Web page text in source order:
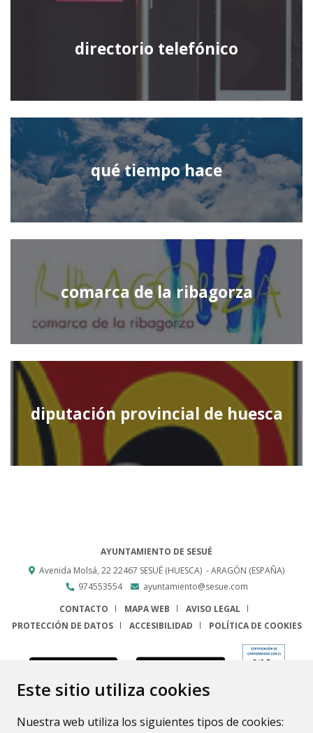
Este sitio utiliza cookies
Nuestra web utiliza los siguientes tipos de cookies:
directorio telefónico
qué tiempo hace
comarca de la ribagorza
diputación provincial de huesca
AYUNTAMIENTO DE SESUÉ
Avenida Molsá, 2222467 SESUÉ (HUESCA) - ARAGÓN (ESPAÑA)
974553554
ayuntamiento@sesue.com
CONTACTO
MAPA WEB
AVISO LEGAL
PROTECCIÓN DE DATOS
ACCESIBILIDAD POLÍTICA DE COOKIES